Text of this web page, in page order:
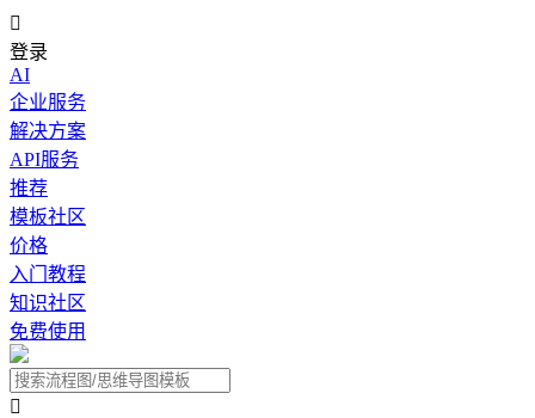

登录
AI
企业服务
解决方案
API服务
推荐
模板社区
价格
入门教程
知识社区
免费使用
